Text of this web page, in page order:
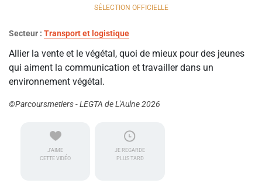
SÉLECTION OFFICIELLE
Secteur : Transport et logistique
Allier la vente et le végétal, quoi de mieux pour des jeunes
qui aiment la communication et travailler dans un
environnement végétal.
©Parcoursmetiers - LEGTA de L'Aulne 2026
J'AIME
CETTE VIDÉO
JE REGARDE
PLUS TARD